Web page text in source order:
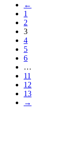
←
1
2
3
4
5
6
…
11
12
13
→